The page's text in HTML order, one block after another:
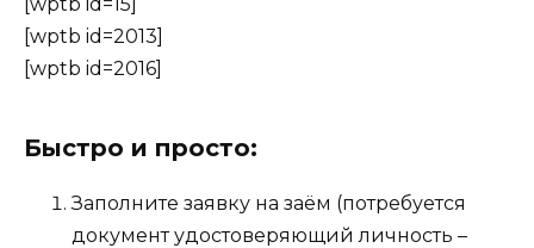
[wptb id=2013]
[wptb id=2016]
Быстро и просто:
Заполните заявку на заём (потребуется
документ удостоверяющий личность –